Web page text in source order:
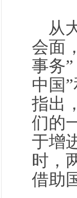
从
会面
事务
中国
指出
们的
于增
时，
借助